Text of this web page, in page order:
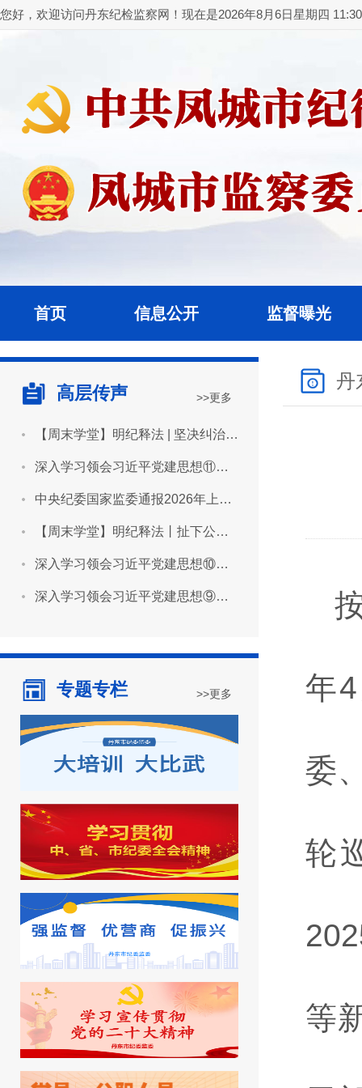
您好，欢迎访问丹东纪检监察网！现在是2026年8月6日星期四
首页 信息公开 监督曝光
高层传声 >>更多
【周末学堂】明纪释法 | 坚决纠治“形象工程”“政绩工程”
深入学习领会习近平党建思想⑪坚持用严明的纪律管全党治全党
中央纪委国家监委通报2026年上半年全国纪检监察机关监督检查审查调查情况
【周末学堂】明纪释法丨扯下公款旅游的“隐身衣”
深入学习领会习近平党建思想⑩坚持推进作风建设常态化长效化
深入学习领会习近平党建思想⑨坚持建设堪当民族复兴重任的高素质干部队伍
专题专栏 >>更多
丹
年4
委
轮
202
等